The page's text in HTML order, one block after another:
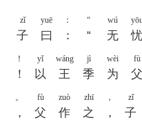
zǐ
子
yuē
曰
：
：
“
“
wú
无 忧
！
！
yǐ
以
wáng
王
jì
季
wèi
为
fù
父
。
，
fù
父
zuò
作
zhī
之
，
，
zǐ
子